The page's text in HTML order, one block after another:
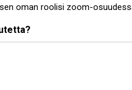
oman roolisi zoom-